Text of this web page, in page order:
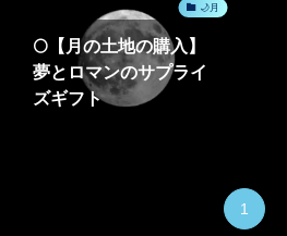
🌙月
🌕【月の土地の購入】
夢とロマンのサプライ
ズギフト
1